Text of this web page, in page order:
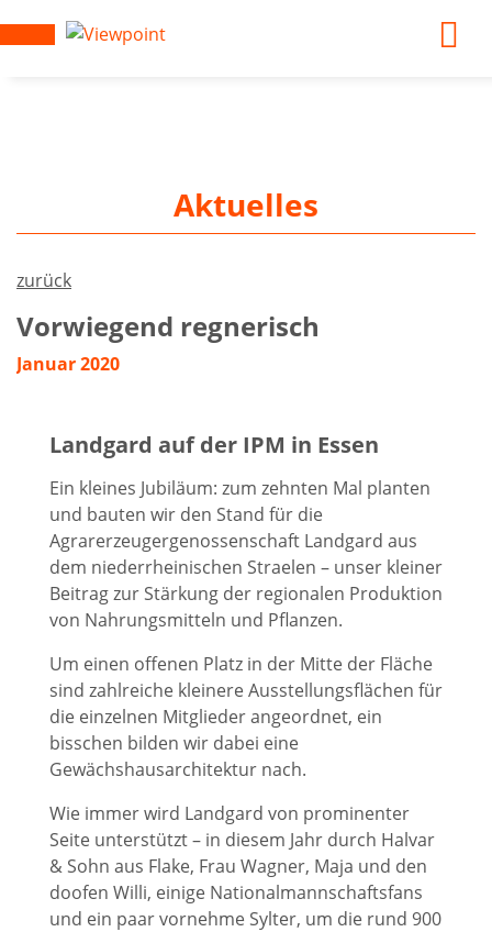
Aktuelles
zurück
Vorwiegend regnerisch
Januar 2020
Landgard auf der IPM in Essen
Ein kleines Jubiläum: zum zehnten Mal planten
und bauten wir den Stand für die
Agrarerzeugergenossenschaft Landgard aus
dem niederrheinischen Straelen – unser kleiner
Beitrag zur Stärkung der regionalen Produktion
von Nahrungsmitteln und Pflanzen.
Um einen offenen Platz in der Mitte der Fläche
sind zahlreiche kleinere Ausstellungsflächen für
die einzelnen Mitglieder angeordnet, ein
bisschen bilden wir dabei eine
Gewächshausarchitektur nach.
Wie immer wird Landgard von prominenter
Seite unterstützt – in diesem Jahr durch Halvar
& Sohn aus Flake, Frau Wagner, Maja und den
doofen Willi, einige Nationalmannschaftsfans
und ein paar vornehme Sylter, um die rund 900